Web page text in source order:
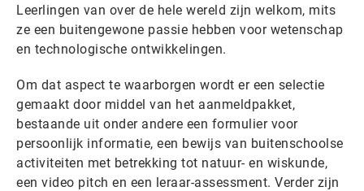
Leerlingen van over de hele wereld zijn welkom, mits
ze een buitengewone passie hebben voor wetenschap
en technologische ontwikkelingen.
Om dat aspect te waarborgen wordt er een selectie
gemaakt door middel van het aanmeldpakket,
bestaande uit onder andere een formulier voor
persoonlijk informatie, een bewijs van buitenschoolse
activiteiten met betrekking tot natuur- en wiskunde,
een video pitch en een leraar-assessment. Verder zijn